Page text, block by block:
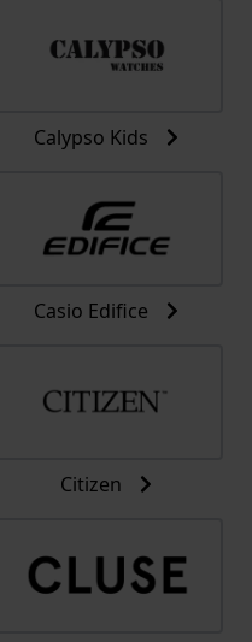
Calypso Kids
Casio Edifice
Citizen